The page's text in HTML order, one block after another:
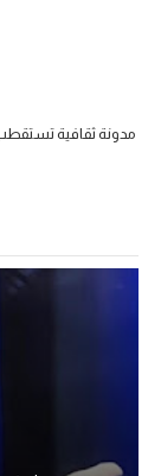
مدونة ثقافية تستقطب